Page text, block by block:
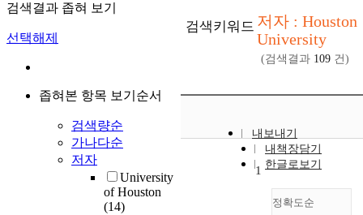
검색결과 좁혀 보기
선택해제
좁혀본 항목 보기순서
검색량순
가나다순
저자
University
of Houston
(14)
검색키워드 저자 : Houston
University
(검색결과 109 건)
내보내기
내책장담기
한글로보기
정확도순
1